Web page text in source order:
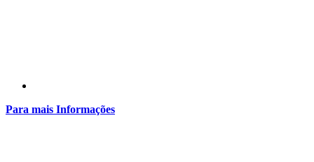
Para mais Informações